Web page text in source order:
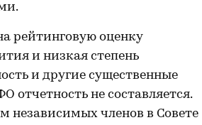
рейтинговую оценку
и низкая степень
и другие существенные
не составляется.
независимых членов в Совете